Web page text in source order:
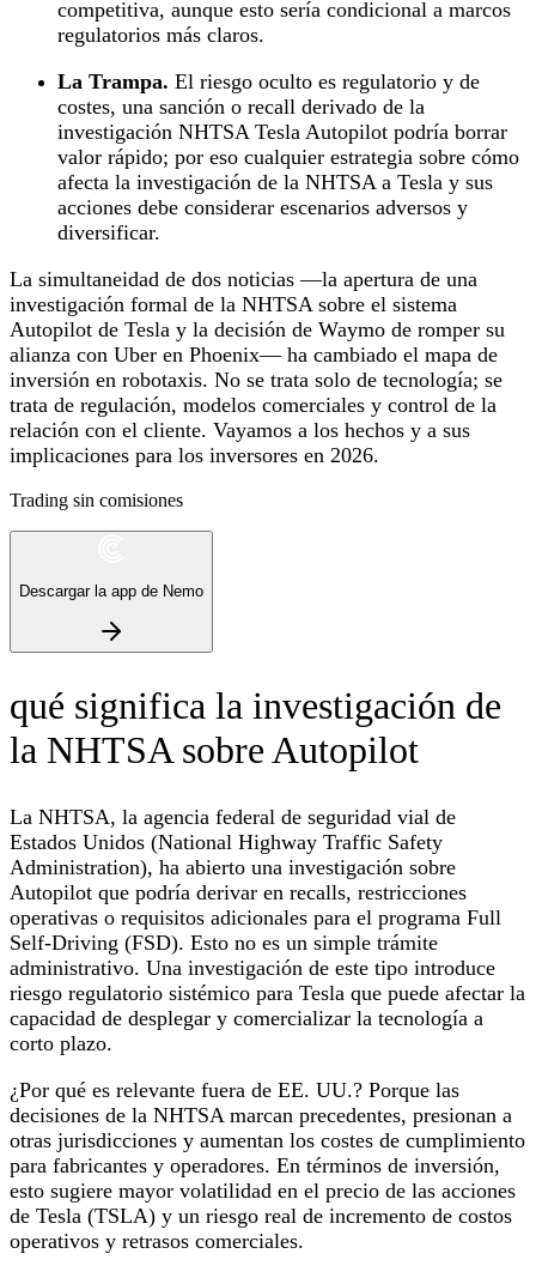
competitiva, aunque esto sería condicional a marcos
regulatorios más claros.
La Trampa. El riesgo oculto es regulatorio y de
costes, una sanción o recall derivado de la
investigación NHTSA Tesla Autopilot podría borrar
valor rápido; por eso cualquier estrategia sobre cómo
afecta la investigación de la NHTSA a Tesla y sus
acciones debe considerar escenarios adversos y
diversificar.
La simultaneidad de dos noticias —la apertura de una
investigación formal de la NHTSA sobre el sistema
Autopilot de Tesla y la decisión de Waymo de romper su
alianza con Uber en Phoenix— ha cambiado el mapa de
inversión en robotaxis. No se trata solo de tecnología; se
trata de regulación, modelos comerciales y control de la
relación con el cliente. Vayamos a los hechos y a sus
implicaciones para los inversores en 2026.
Trading sin comisiones
Descargar la app de Nemo
qué significa la investigación de
la NHTSA sobre Autopilot
La NHTSA, la agencia federal de seguridad vial de
Estados Unidos (National Highway Traffic Safety
Administration), ha abierto una investigación sobre
Autopilot que podría derivar en recalls, restricciones
operativas o requisitos adicionales para el programa Full
Self-Driving (FSD). Esto no es un simple trámite
administrativo. Una investigación de este tipo introduce
riesgo regulatorio sistémico para Tesla que puede afectar la
capacidad de desplegar y comercializar la tecnología a
corto plazo.
¿Por qué es relevante fuera de EE. UU.? Porque las
decisiones de la NHTSA marcan precedentes, presionan a
otras jurisdicciones y aumentan los costes de cumplimiento
para fabricantes y operadores. En términos de inversión,
esto sugiere mayor volatilidad en el precio de las acciones
de Tesla (TSLA) y un riesgo real de incremento de costos
operativos y retrasos comerciales.